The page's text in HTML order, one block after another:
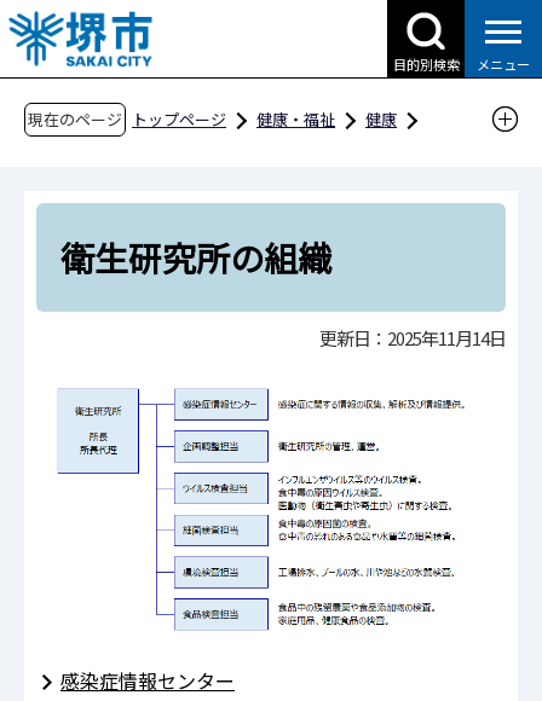
こ
の
ペ
目的別検索 メニュー
現在のページ トップページ 健康・福祉
健康
沿革・組織図
衛生研究所の組織
衛生研究所の組織
更新日：2025年11月14日
感染症情報センター